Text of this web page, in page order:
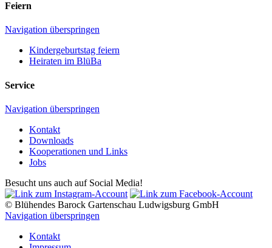
Feiern
Navigation überspringen
Kindergeburtstag feiern
Heiraten im BlüBa
Service
Navigation überspringen
Kontakt
Downloads
Kooperationen und Links
Jobs
Besucht uns auch auf Social Media!
© Blühendes Barock Gartenschau Ludwigsburg GmbH
Navigation überspringen
Kontakt